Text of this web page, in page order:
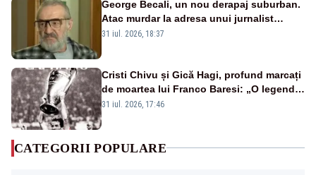
George Becali, un nou derapaj suburban.
Atac murdar la adresa unui jurnalist
sportiv – AUDIO
31 iul. 2026, 18:37
Cristi Chivu și Gică Hagi, profund marcați
de moartea lui Franco Baresi: „O legendă
a fotbalului mondial”
31 iul. 2026, 17:46
CATEGORII POPULARE